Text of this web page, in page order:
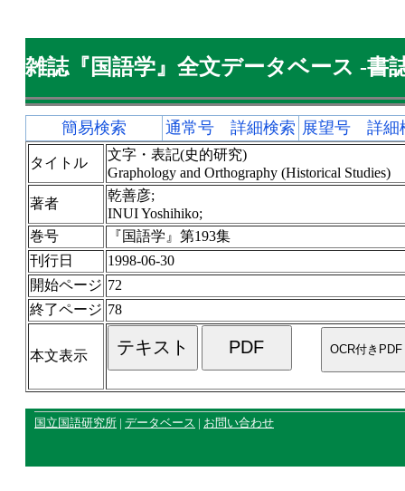
雑誌『国語学』全文データベース -書
簡易検索 通常号 詳細検索 展望号 詳細
タイトル
文字・表記(史的研究)
Graphology and Orthography (Historical Studies)
著者
乾善彦;
INUI Yoshihiko;
巻号
『国語学』第193集
刊行日
1998-06-30
開始ページ 72
終了ページ 78
本文表示
国立国語研究所 | データベース | お問い合わせ